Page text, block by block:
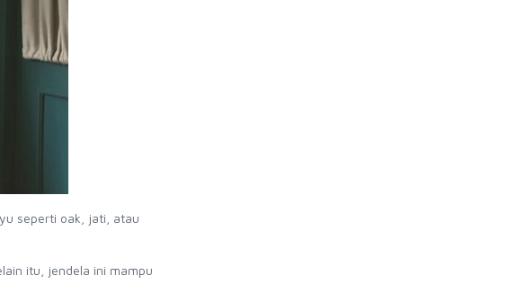
seperti oak, jati, atau
itu, jendela ini mampu